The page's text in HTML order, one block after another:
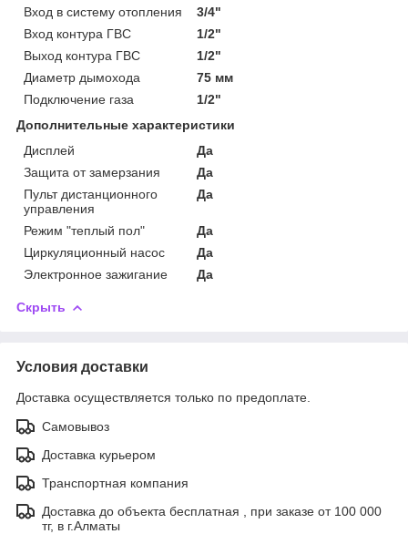
Вход в систему отопления
3/4"
Вход контура ГВС
1/2"
Выход контура ГВС
1/2"
Диаметр дымохода
75 мм
Подключение газа
1/2"
Дополнительные характеристики
Дисплей
Да
Защита от замерзания
Да
Пульт дистанционного
управления
Да
Режим "теплый пол"
Да
Циркуляционный насос
Да
Электронное зажигание
Да
Скрыть
Условия доставки
Доставка осуществляется только по предоплате.
Самовывоз
Доставка курьером
Транспортная компания
Доставка до объекта бесплатная , при заказе от 100 000
тг, в г.Алматы